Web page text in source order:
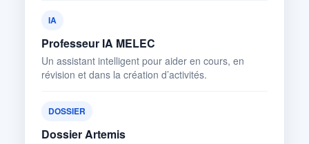
IA
Professeur IA MELEC
Un assistant intelligent pour aider en cours, en
révision et dans la création d’activités.
DOSSIER
Dossier Artemis